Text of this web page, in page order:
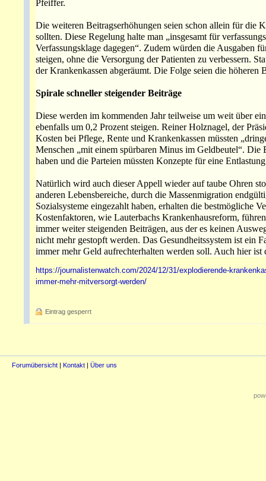
Pfeiffer.
Die weiteren Beitragserhöhungen seien schon allein für die
sollten. Diese Regelung halte man „insgesamt für
Verfassungsklage dagegen“. Zudem würden die Ausgaben
steigen, ohne die Versorgung der Patienten zu verbessern.
der Krankenkassen abgeräumt. Die Folge seien die höheren
Spirale schneller steigender Beiträge
Diese werden im kommenden Jahr teilweise um weit über
ebenfalls um 0,2 Prozent steigen. Reiner Holznagel, der
Kosten bei Pflege, Rente und Krankenkassen müssten
Menschen „mit einem spürbaren Minus im Geldbeutel“.
haben und die Parteien müssten Konzepte für eine
Natürlich wird auch dieser Appell wieder auf taube Ohren
anderen Lebensbereiche, durch die Massenmigration
Sozialsysteme eingezahlt haben, erhalten die bestmögliche
Kostenfaktoren, wie Lauterbachs Krankenhausreform,
immer weiter steigenden Beiträgen, aus der es keinen
nicht mehr gestopft werden. Das Gesundheitssystem ist ein
immer mehr Geld aufrechterhalten werden soll. Auch hier
https://journalistenwatch.com/2024/12/31/explodierende-
immer-mehr-mitversorgt-werden/
Eintrag gesperrt
Forumübersicht Kontakt Über uns